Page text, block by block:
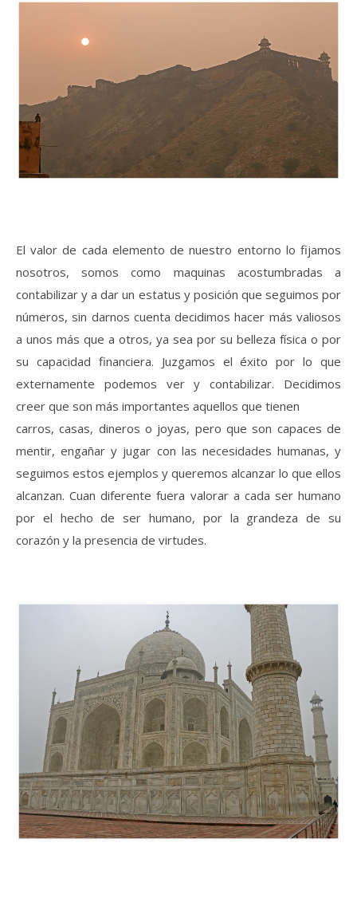
El valor de cada elemento de nuestro entorno lo fijamos
nosotros, somos como maquinas acostumbradas a
contabilizar y a dar un estatus y posición que seguimos por
números, sin darnos cuenta decidimos hacer más valiosos
a unos más que a otros, ya sea por su belleza física o por
su capacidad financiera. Juzgamos el éxito por lo que
externamente podemos ver y contabilizar. Decidimos
creer que son más importantes aquellos que tienen
carros, casas, dineros o joyas, pero que son capaces de
mentir, engañar y jugar con las necesidades humanas, y
seguimos estos ejemplos y queremos alcanzar lo que ellos
alcanzan. Cuan diferente fuera valorar a cada ser humano
por el hecho de ser humano, por la grandeza de su
corazón y la presencia de virtudes.